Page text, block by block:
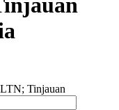
Tinjauan